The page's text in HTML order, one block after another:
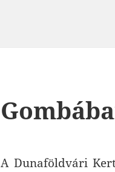
A Dunaföldvári